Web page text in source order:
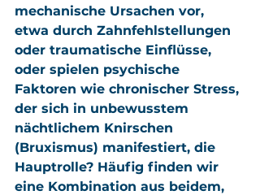
mechanische Ursachen vor,
etwa durch Zahnfehlstellungen
oder traumatische Einflüsse,
oder spielen psychische
Faktoren wie chronischer Stress,
der sich in unbewusstem
nächtlichem Knirschen
(Bruxismus) manifestiert, die
Hauptrolle? Häufig finden wir
eine Kombination aus beidem,